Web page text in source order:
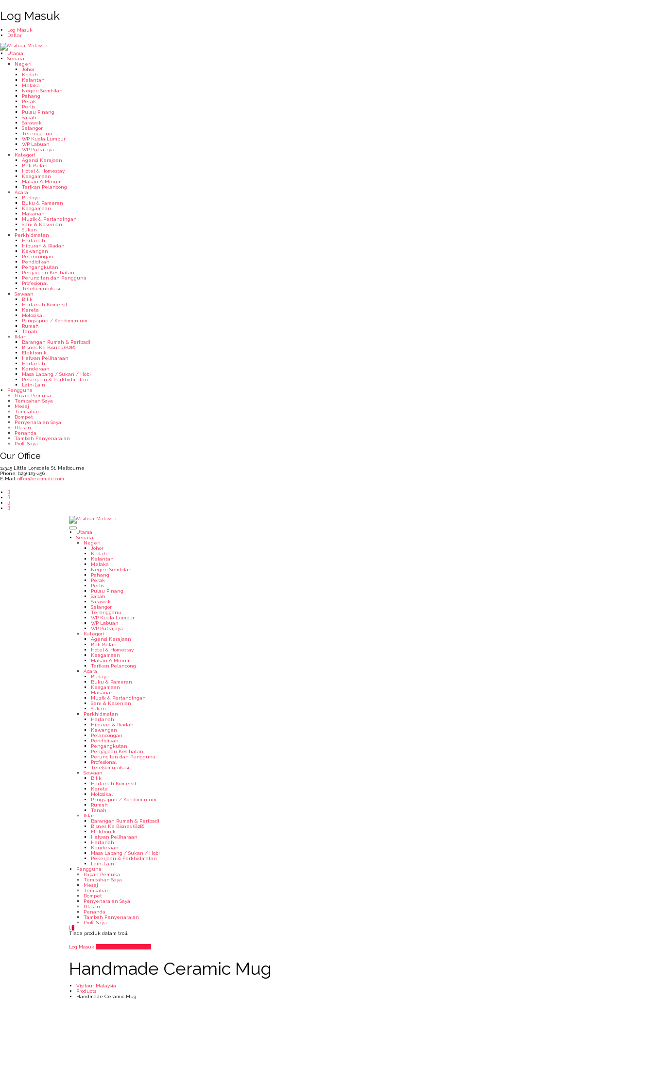
Log Masuk
Log Masuk
Daftar
Utama
Senarai
Negeri
Johor
Kedah
Kelantan
Melaka
Negeri Sembilan
Pahang
Perak
Perlis
Pulau Pinang
Sabah
Sarawak
Selangor
Terengganu
WP Kuala Lumpur
WP Labuan
WP Putrajaya
Kategori
Agensi Kerajaan
Beli Belah
Hotel & Homestay
Keagamaan
Makan & Minum
Tarikan Pelancong
Acara
Budaya
Buku & Pameran
Keagamaan
Makanan
Muzik & Pertandingan
Seni & Kesenian
Sukan
Perkhidmatan
Hartanah
Hiburan & Riadah
Kewangan
Pelancongan
Pendidikan
Pengangkutan
Penjagaan Kesihatan
Peruncitan dan Pengguna
Profesional
Telekomunikasi
Sewaan
Bilik
Hartanah Komersil
Kereta
Motosikal
Pangsapuri / Kondominium
Rumah
Tanah
Iklan
Barangan Rumah & Peribadi
Bisnes Ke Bisnes (B2B)
Elektronik
Haiwan Peliharaan
Hartanah
Kenderaan
Masa Lapang / Sukan / Hobi
Pekerjaan & Perkhidmatan
Lain-Lain
Pengguna
Papan Pemuka
Tempahan Saya
Mesej
Tempahan
Dompet
Penyenaraian Saya
Ulasan
Penanda
Tambah Penyenaraian
Profil Saya
Our Office
12345 Little Lonsdale St, Melbourne
Phone: (123) 123-456
E-Mail: office@example.com
Utama
Senarai
Negeri
Johor
Kedah
Kelantan
Melaka
Negeri Sembilan
Pahang
Perak
Perlis
Pulau Pinang
Sabah
Sarawak
Selangor
Terengganu
WP Kuala Lumpur
WP Labuan
WP Putrajaya
Kategori
Agensi Kerajaan
Beli Belah
Hotel & Homestay
Keagamaan
Makan & Minum
Tarikan Pelancong
Acara
Budaya
Buku & Pameran
Keagamaan
Makanan
Muzik & Pertandingan
Seni & Kesenian
Sukan
Perkhidmatan
Hartanah
Hiburan & Riadah
Kewangan
Pelancongan
Pendidikan
Pengangkutan
Penjagaan Kesihatan
Peruncitan dan Pengguna
Profesional
Telekomunikasi
Sewaan
Bilik
Hartanah Komersil
Kereta
Motosikal
Pangsapuri / Kondominium
Rumah
Tanah
Iklan
Barangan Rumah & Peribadi
Bisnes Ke Bisnes (B2B)
Elektronik
Haiwan Peliharaan
Hartanah
Kenderaan
Masa Lapang / Sukan / Hobi
Pekerjaan & Perkhidmatan
Lain-Lain
Pengguna
Papan Pemuka
Tempahan Saya
Mesej
Tempahan
Dompet
Penyenaraian Saya
Ulasan
Penanda
Tambah Penyenaraian
Profil Saya
0
Tiada produk dalam troli.
Log Masuk
Handmade Ceramic Mug
Visitour Malaysia
Products
Handmade Ceramic Mug